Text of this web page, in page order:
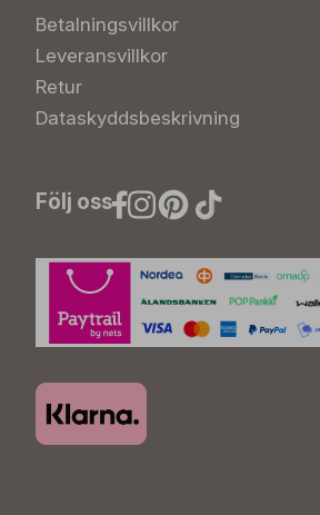
Betalningsvillkor
Leveransvillkor
Retur
Dataskyddsbeskrivning
Följ oss